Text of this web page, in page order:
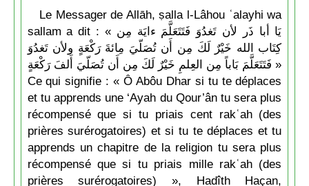
Le Messager de Allāh, ṣalla l-Lâhou ʿalayhi wa
sallam a dit : « يَا أبا ذَر لأن تَغدُوَ فَتَتَعَلَّمَ ءايَة مِن
كِتَاب الله خَيْرٌ لَكَ مِن أَن تُصَلّيَ مِائةَ رَكْعَةٍ ولأن تَغدُوَ
فَتَتَعَلَّمَ بَاباً مِن العِلمِ خَيْرٌ لَكَ مِن أَن تُصَلّيَ أَلفَ رَكْعَةٍ »
Ce qui signifie : « Ô Abôu Dhar si tu te déplaces
et tu apprends une ‘Ayah du Qour’ân tu sera plus
récompensé que si tu priais cent rakʿah (des
prières surérogatoires) et si tu te déplaces et tu
apprends un chapitre de la religion tu sera plus
récompensé que si tu priais mille rakʿah (des
prières surérogatoires) », Hadîth Haçan,